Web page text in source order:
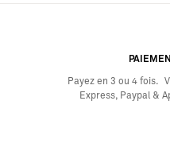
Payez en 3 ou 4 fois.
Express, Paypal &